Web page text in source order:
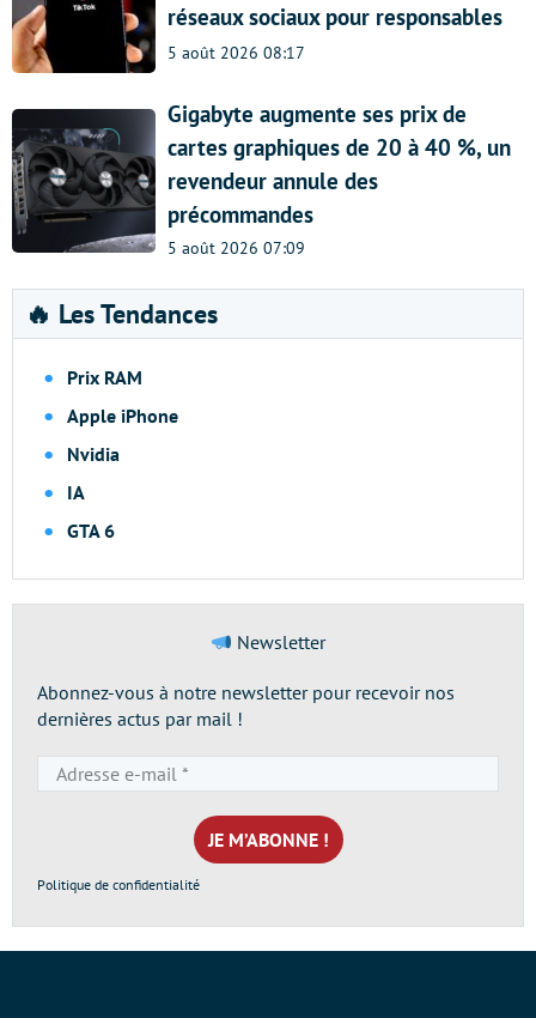
réseaux sociaux pour responsables
5 août 2026 08:17
Gigabyte augmente ses prix de
cartes graphiques de 20 à 40 %, un
revendeur annule des
précommandes
5 août 2026 07:09
🔥 Les Tendances
Prix RAM
Apple iPhone
Nvidia
IA
GTA 6
Newsletter
Abonnez-vous à notre newsletter pour recevoir nos
dernières actus par mail !
e-
mail
*
Politique de confidentialité